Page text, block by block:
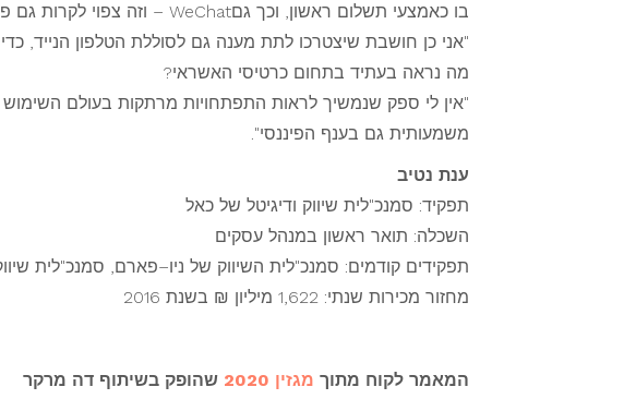
בו כאמצעי תשלום ראשון, וכך גםWeChat – וזה צפוי לקרות גם פה.
"אני כן חושבת שיצטרכו לתת מענה גם לסוללת הטלפון הנייד,
מה נראה בעתיד בתחום כרטיסי האשראי?
משמעותית גם בענף הפיננסי".
ענת נטיב
תפקיד: סמנכ"לית שיווק ודיגיטל של כאל
השכלה: תואר ראשון במנהל עסקים
תפקידים קודמים: סמנכ"לית השיווק של ניו–פארם, סמנכ"לית
מחזור מכירות שנתי: 1,622 מיליון ₪ בשנת 2016
המאמר לקוח מתוך מגזין 2020
שהופק בשיתוף דה מרקר